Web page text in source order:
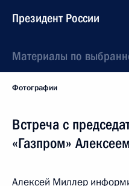
Президент России
Материалы по
Фотографии
Встреча с
«Газпром»
Алексей Миллер